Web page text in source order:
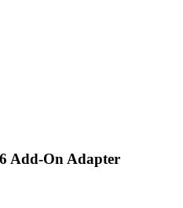
Add-On Adapter